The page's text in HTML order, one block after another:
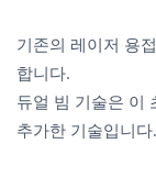
기존의 레이저 용
합니다.
듀얼 빔 기술은 이
추가한 기술입니다.